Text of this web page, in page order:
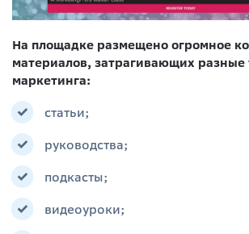
На площадке размещено огромное
материалов, затрагивающих разные
маркетинга:
статьи;
руководства;
подкасты;
видеоуроки;